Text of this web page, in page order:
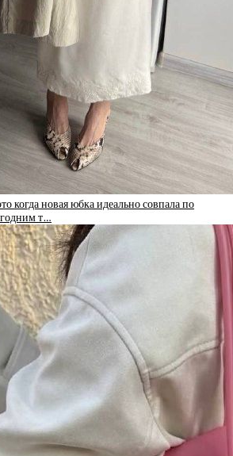
когда новая юбка идеально совпала по
т…